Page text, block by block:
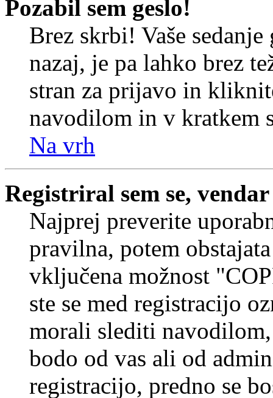
Pozabil sem geslo!
Brez skrbi! Vaše
nazaj, je pa lahko brez
stran za prijavo in
navodilom in v kratkem
Na vrh
Registriral sem se,
Najprej preverite
pravilna, potem
vključena možnost
ste se med registracijo
morali slediti
bodo od vas ali od
registracijo, predno se